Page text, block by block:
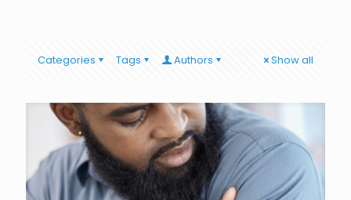
Categories Tags Authors Show all